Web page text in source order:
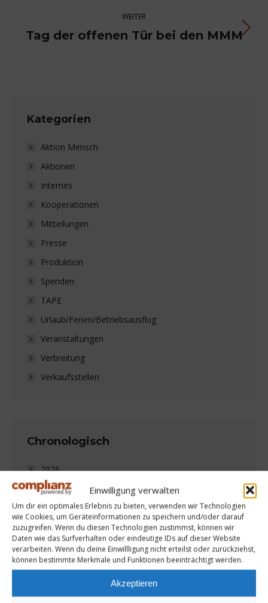
Einwilligung verwalten
Um dir ein optimales Erlebnis zu bieten, verwenden wir Technologien
wie Cookies, um Geräteinformationen zu speichern und/oder darauf
zuzugreifen. Wenn du diesen Technologien zustimmst, können wir
Daten wie das Surfverhalten oder eindeutige IDs auf dieser Website
verarbeiten. Wenn du deine Einwillligung nicht erteilst oder zurückziehst,
können bestimmte Merkmale und Funktionen beeinträchtigt werden.
Akzeptieren
WEITER
Nächster
Tag der offenen Tür bei den MMM
Kategorien
Aktion Mensch
Aktionen
Internes
Kooperationen
Mitteilungen
Presse
Produktion
Spenden
TAPE
Urlaub/Ferien/Betriebsausflug
Veranstaltungen
Verbreitung
Verkaufsstellen
Chronologisch
2026
2025
2024
2023